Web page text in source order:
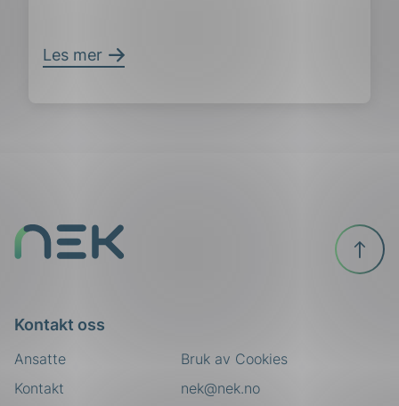
Les mer
Kontakt oss
Ansatte
nek@nek.no
Kontakt
Bruk av Cookies
Til
toppen